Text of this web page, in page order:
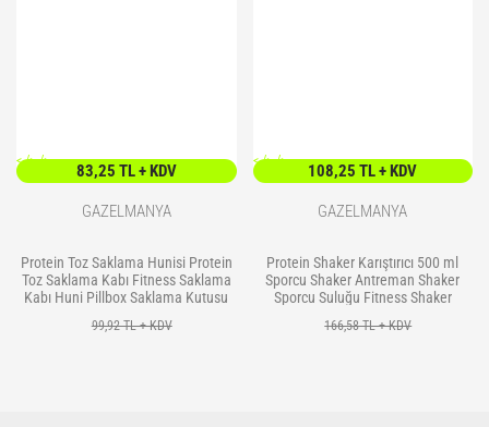
</> />
83,25 TL + KDV
GAZELMANYA
Protein Toz Saklama Hunisi Protein
Toz Saklama Kabı Fitness Saklama
Kabı Huni Pillbox Saklama Kutusu
99,92 TL + KDV
</> />
108,25 TL + KDV
GAZELMANYA
Protein Shaker Karıştırıcı 500 ml
Sporcu Shaker Antreman Shaker
Sporcu Suluğu Fitness Shaker
166,58 TL + KDV